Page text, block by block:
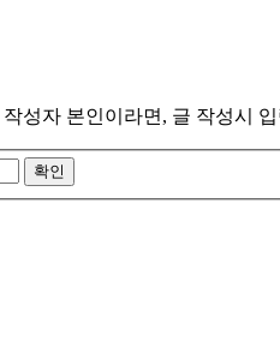
작성자 본인이라면, 글 작성시